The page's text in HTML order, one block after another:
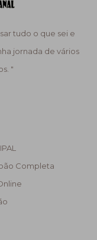
tudo o que sei e
jornada de vários
"
Completa